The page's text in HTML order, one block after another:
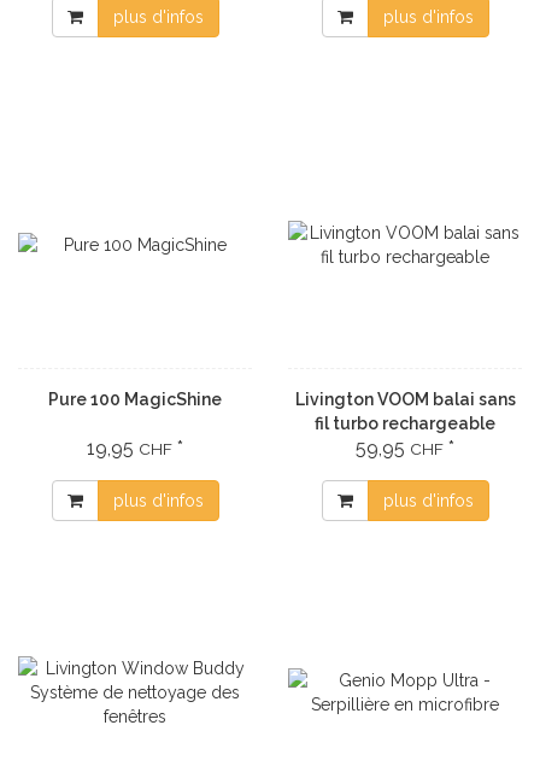
plus d'infos plus d'infos
Pure 100 MagicShine
19,95 CHF *
plus d'infos
Livington VOOM balai sans
fil turbo rechargeable
59,95 CHF *
plus d'infos